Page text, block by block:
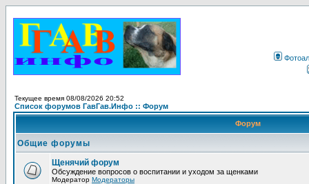
Текущее время 08/08/2026 20:52
Список форумов ГавГав.Инфо :: Форум
Форум
Общие форумы
Щенячий форум
Обсуждение вопросов о воспитании и уходом за щенками
Модератор Модераторы